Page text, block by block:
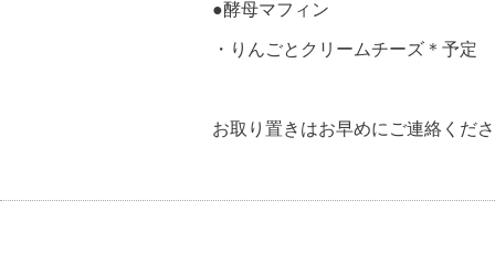
●酵母マフィン
・りんごとクリームチーズ＊予定
お取り置きはお早めにご連絡くだ